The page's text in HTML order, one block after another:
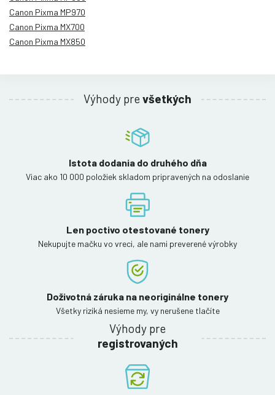
Canon Pixma MP970
Canon Pixma MX700
Canon Pixma MX850
Výhody pre všetkých
Istota dodania do druhého dňa
Viac ako 10 000 položiek skladom pripravených na odoslanie
Len poctivo otestované tonery
Nekupujte mačku vo vreci, ale nami preverené výrobky
Doživotná záruka na neoriginálne tonery
Všetky riziká nesieme my, vy nerušene tlačíte
Výhody pre
registrovaných